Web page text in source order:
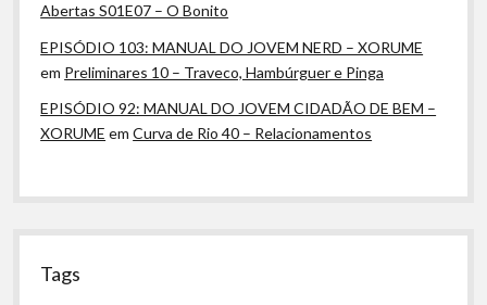
Abertas S01E07 – O Bonito
EPISÓDIO 103: MANUAL DO JOVEM NERD – XORUME
em Preliminares 10 – Traveco, Hambúrguer e Pinga
EPISÓDIO 92: MANUAL DO JOVEM CIDADÃO DE BEM –
XORUME emCurva de Rio 40 – Relacionamentos
Tags